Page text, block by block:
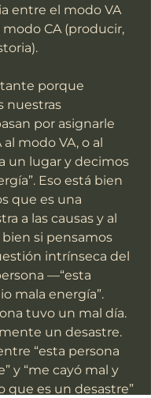
entre el modo VA
modo CA (producir,
porque
nuestras
por asignarle
al modo VA, o al
un lugar y decimos
Eso está bien
que es una
a las causas y al
bien si pensamos
intrínseca del
—“esta
mala energía”.
tuvo un mal día.
un desastre.
“esta persona
y “me cayó mal y
que es un desastre”